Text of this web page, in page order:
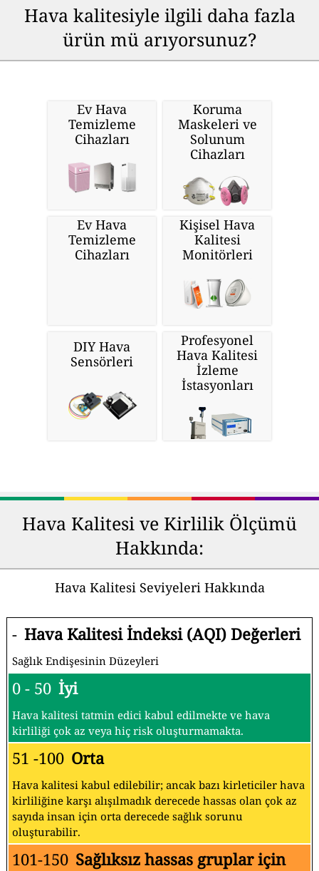
Hava kalitesiyle ilgili daha fazla
ürün mü arıyorsunuz?
Ev Hava
Temizleme
Cihazları
Koruma
Maskeleri ve
Solunum
Cihazları
Ev Hava
Temizleme
Cihazları
Kişisel Hava
Kalitesi
Monitörleri
DIY Hava
Sensörleri
Profesyonel
Hava Kalitesi
İzleme
İstasyonları
Hava Kalitesi ve Kirlilik Ölçümü
Hakkında:
Hava Kalitesi Seviyeleri Hakkında
- Hava Kalitesi İndeksi (AQI) Değerleri
Sağlık Endişesinin Düzeyleri
0 - 50 İyi
Hava kalitesi tatmin edici kabul edilmekte ve hava
kirliliği çok az veya hiç risk oluşturmamakta.
51 -100 Orta
Hava kalitesi kabul edilebilir; ancak bazı kirleticiler hava
kirliliğine karşı alışılmadık derecede hassas olan çok az
sayıda insan için orta derecede sağlık sorunu
oluşturabilir.
101-150 Sağlıksız hassas gruplar için